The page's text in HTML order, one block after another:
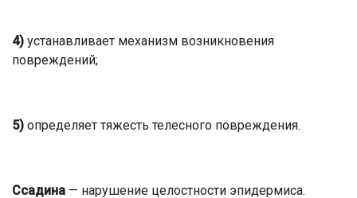
4) устанавливает механизм возникновения
повреждений;
5) определяет тяжесть телесного повреждения.
Ссадина — нарушение целостности эпидермиса.